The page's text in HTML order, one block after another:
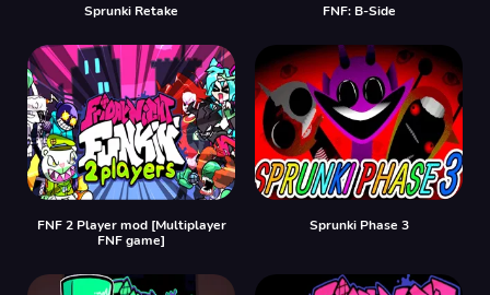
Sprunki Retake FNF: B-Side
FNF 2 Player mod [Multiplayer
FNF game]
Sprunki Phase 3